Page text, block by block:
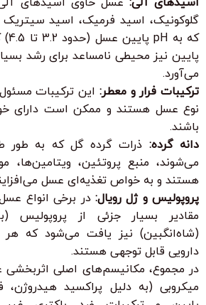
گلوکونیک، اسید فرمیک، اسید
پایین نیز محیطی نامساعد برای رشد
می‌آورد.
ترکیبات فرار و معطر: این ترکیبات
نوع عسل هستند و ممکن است دارای
باشند.
دانه گرده: ذرات گرده گل که به طور
می‌شوند، منبع پروتئین، ویتامین‌ها،
هستند و به خواص تغذیه‌ای عسل
پروپولیس و ژل رویال: در برخی انواع
مقادیر بسیار جزئی از پروپولیس
(شاه‌انگبین) نیز یافت می‌شود که
دارویی قابل توجهی هستند.
در مجموع، مکانیسم‌های اصلی